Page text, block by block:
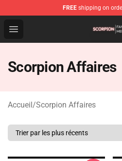
FREE shipping on
Open menu
Scorpion Shop - Official
Scorpion Affaires
Accueil/Scorpion Affaires